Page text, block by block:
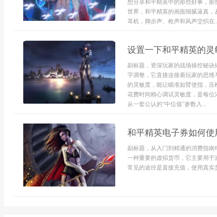
想分享和平精英中的那些好事，
世界，和平精英的画面细腻逼真
耳机，脚步声、枪声和风声交织在
设置一下和平精英的
副标题，资深玩家的战场操控秘
字调整，它直接连接着玩家的思
的灵敏度，能让瞄准如臂使指，
花费时间精心调试灵敏度，是每
从一套公认的“中位值”参数入...
和平精英电子券如何
副标题，从入门到精通的消费指
一种重要的虚拟货币，它主要用
常见的途径是直接充值，使用真